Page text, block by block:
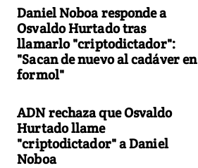
Daniel Noboa responde a
Osvaldo Hurtado tras
llamarlo "criptodictador":
"Sacan de nuevo al cadáver en
formol"
ADN rechaza que Osvaldo
Hurtado llame
"criptodictador" a Daniel
Noboa